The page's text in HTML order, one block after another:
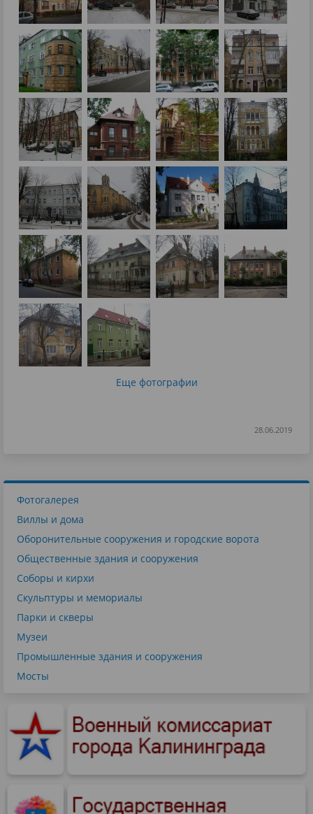
Еще фотографии
28.06.2019
Фотогалерея
Виллы и дома
Оборонительные сооружения и городские ворота
Общественные здания и сооружения
Соборы и кирхи
Скульптуры и мемориалы
Парки и скверы
Музеи
Промышленные здания и сооружения
Мосты